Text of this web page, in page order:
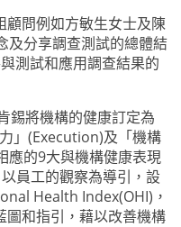
顧問例如方敏生女士及陳
及分享調查測試的總體結
測試和應用調查結果的
錫將機構的健康訂定為
」(Execution)及「機構
應的9大與機構健康表現
員工的觀察為導引，設
Health Index(OHI)，
圖和指引，藉以改善機構